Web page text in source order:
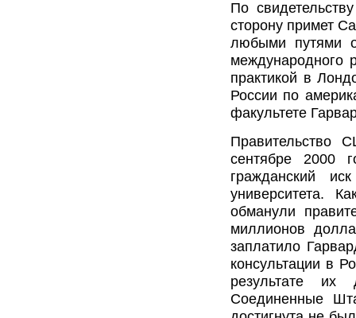
По
сторону примет
любыми путями
международного
практикой в
России по
факультете
Правительство
сентябре 2000
гражданский
университета.
обманули
миллионов
заплатило
консультации в
результате их
Соединенные